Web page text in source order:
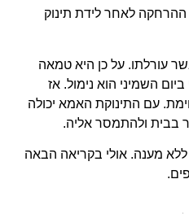
לאחר לידת תינוק
עורלתו. על כן היא טמאה
ביום השמיני הוא נימול. אז
עם התינוקת האמא יכולה
בבית ולהתמסר אליה.
מענה. אולי בקריאה הבאה